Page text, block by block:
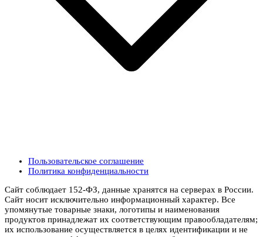
Пользовательское соглашение
Политика конфиденциальности
Сайт соблюдает 152-ФЗ, данные хранятся на серверах в России.
Сайт носит исключительно информационный характер. Все
упомянутые товарные знаки, логотипы и наименования
продуктов принадлежат их соответствующим правообладателям;
их использование осуществляется в целях идентификации и не